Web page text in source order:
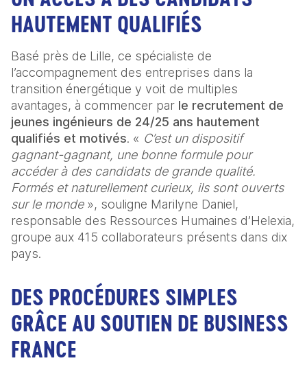
HAUTEMENT QUALIFIÉS
Basé près de Lille, ce spécialiste de
l’accompagnement des entreprises dans la
transition énergétique y voit de multiples
avantages, à commencer par le recrutement de
jeunes ingénieurs de 24/25 ans hautement
qualifiés et motivés. « C’est un dispositif
gagnant-gagnant, une bonne formule pour
accéder à des candidats de grande qualité.
Formés et naturellement curieux, ils sont ouverts
sur le monde », souligne Marilyne Daniel,
responsable des Ressources Humaines d’Helexia,
groupe aux 415 collaborateurs présents dans dix
pays.
DES PROCÉDURES SIMPLES
GRÂCE AU SOUTIEN DE BUSINESS
FRANCE